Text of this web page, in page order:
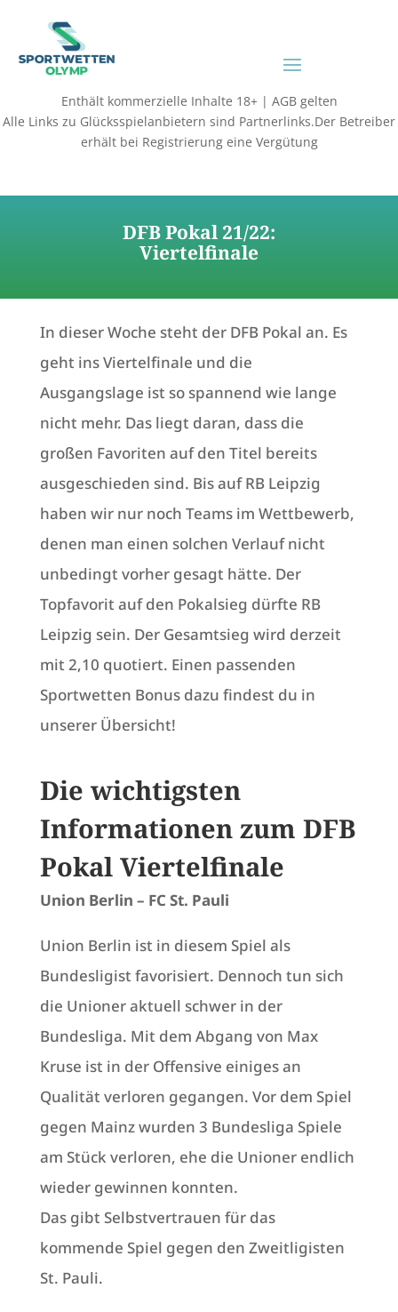
Enthält kommerzielle Inhalte 18+ | AGB gelten
Alle Links zu Glücksspielanbietern sind Partnerlinks.Der Betreiber
erhält bei Registrierung eine Vergütung
DFB Pokal 21/22:
Viertelfinale
In dieser Woche steht der DFB Pokal an. Es
geht ins Viertelfinale und die
Ausgangslage ist so spannend wie lange
nicht mehr. Das liegt daran, dass die
großen Favoriten auf den Titel bereits
ausgeschieden sind. Bis auf RB Leipzig
haben wir nur noch Teams im Wettbewerb,
denen man einen solchen Verlauf nicht
unbedingt vorher gesagt hätte. Der
Topfavorit auf den Pokalsieg dürfte RB
Leipzig sein. Der Gesamtsieg wird derzeit
mit 2,10 quotiert. Einen passenden
Sportwetten Bonus dazu findest du in
unserer Übersicht!
Die wichtigsten
Informationen zum DFB
Pokal Viertelfinale
Union Berlin – FC St. Pauli
Union Berlin ist in diesem Spiel als
Bundesligist favorisiert. Dennoch tun sich
die Unioner aktuell schwer in der
Bundesliga. Mit dem Abgang von Max
Kruse ist in der Offensive einiges an
Qualität verloren gegangen. Vor dem Spiel
gegen Mainz wurden 3 Bundesliga Spiele
am Stück verloren, ehe die Unioner endlich
wieder gewinnen konnten.
Das gibt Selbstvertrauen für das
kommende Spiel gegen den Zweitligisten
St. Pauli.